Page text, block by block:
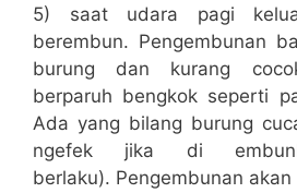
5) saat udara pagi
berembun. Pengembunan
burung dan kurang
berparuh bengkok seperti
Ada yang bilang burung
ngefek jika di
berlaku). Pengembunan